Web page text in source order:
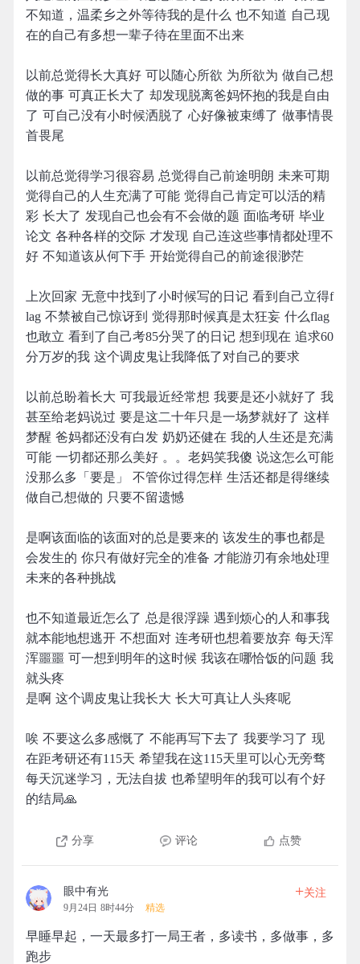
不知道，温柔乡之外等待我的是什么 也不知道 自己现
在的自己有多想一辈子待在里面不出来
以前总觉得长大真好 可以随心所欲 为所欲为 做自己想
做的事 可真正长大了 却发现脱离爸妈怀抱的我是自由
了 可自己没有小时候洒脱了 心好像被束缚了 做事情畏
首畏尾
以前总觉得学习很容易 总觉得自己前途明朗 未来可期
觉得自己的人生充满了可能 觉得自己肯定可以活的精
彩 长大了 发现自己也会有不会做的题 面临考研 毕业
论文 各种各样的交际 才发现 自己连这些事情都处理不
好 不知道该从何下手 开始觉得自己的前途很渺茫
上次回家 无意中找到了小时候写的日记 看到自己立得f
lag 不禁被自己惊讶到 觉得那时候真是太狂妄 什么flag
也敢立 看到了自己考85分哭了的日记 想到现在 追求60
分万岁的我 这个调皮鬼让我降低了对自己的要求
以前总盼着长大 可我最近经常想 我要是还小就好了 我
甚至给老妈说过 要是这二十年只是一场梦就好了 这样
梦醒 爸妈都还没有白发 奶奶还健在 我的人生还是充满
可能 一切都还那么美好 。。老妈笑我傻 说这怎么可能
没那么多「要是」 不管你过得怎样 生活还都是得继续
做自己想做的 只要不留遗憾
是啊该面临的该面对的总是要来的 该发生的事也都是
会发生的 你只有做好完全的准备 才能游刃有余地处理
未来的各种挑战
也不知道最近怎么了 总是很浮躁 遇到烦心的人和事我
就本能地想逃开 不想面对 连考研也想着要放弃 每天浑
浑噩噩 可一想到明年的这时候 我该在哪恰饭的问题 我
就头疼
是啊 这个调皮鬼让我长大 长大可真让人头疼呢
唉 不要这么多感慨了 不能再写下去了 我要学习了 现
在距考研还有115天 希望我在这115天里可以心无旁骛
每天沉迷学习，无法自拔 也希望明年的我可以有个好
的结局🙏
分享 评论 点赞
眼中有光
9月24日 8时44分 精选
+关注
早睡早起，一天最多打一局王者，多读书，多做事，多
跑步